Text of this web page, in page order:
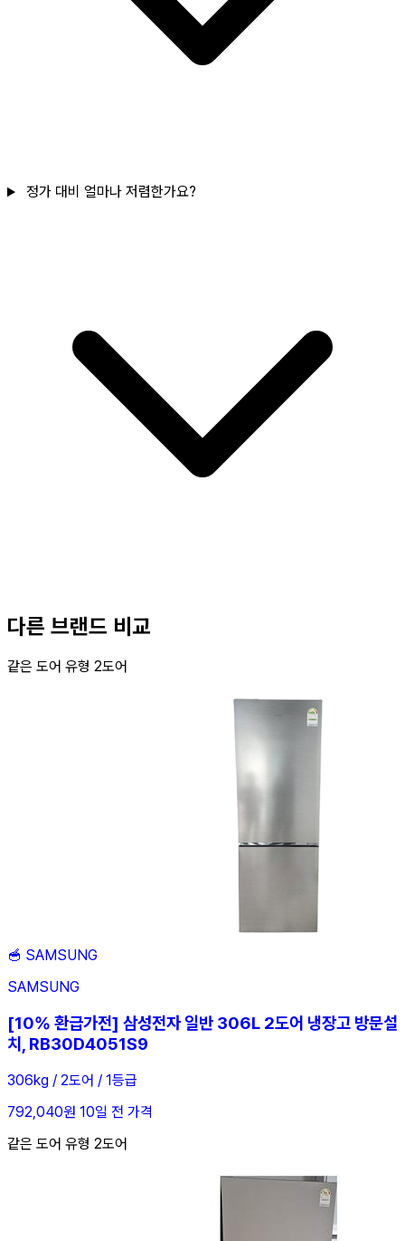
정가 대비 얼마나 저렴한가요?
다른 브랜드 비교
같은 도어 유형 2도어
🥣 SAMSUNG
SAMSUNG
[10% 환급가전] 삼성전자 일반 306L 2도어 냉장고 방문설
치, RB30D4051S9
306kg / 2도어 / 1등급
792,040원 10일 전 가격
같은 도어 유형 2도어